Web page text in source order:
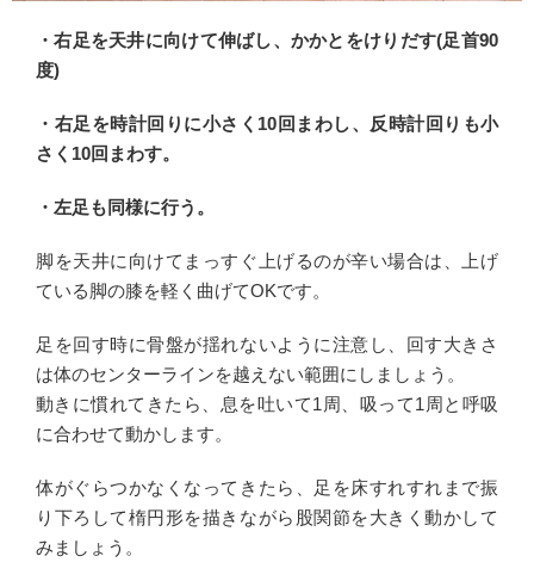
・右足を天井に向けて伸ばし、かかとをけりだす(足首90
度)
・右足を時計回りに小さく10回まわし、反時計回りも小
さく10回まわす。
・左足も同様に行う。
脚を天井に向けてまっすぐ上げるのが辛い場合は、上げ
ている脚の膝を軽く曲げてOKです。
足を回す時に骨盤が揺れないように注意し、回す大きさ
は体のセンターラインを越えない範囲にしましょう。
動きに慣れてきたら、息を吐いて1周、吸って1周と呼吸
に合わせて動かします。
体がぐらつかなくなってきたら、足を床すれすれまで振
り下ろして楕円形を描きながら股関節を大きく動かして
みましょう。